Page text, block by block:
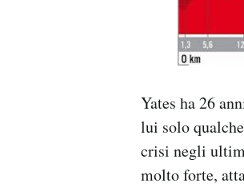
Yates ha 26
lui solo
crisi negli
molto forte,